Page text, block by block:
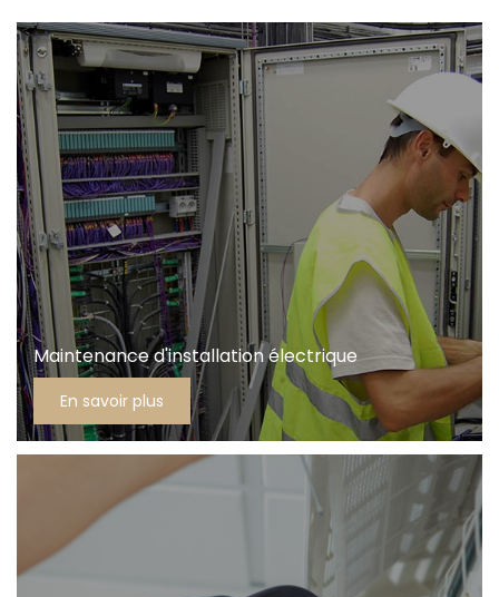
Maintenance d'installation électrique
En savoir plus